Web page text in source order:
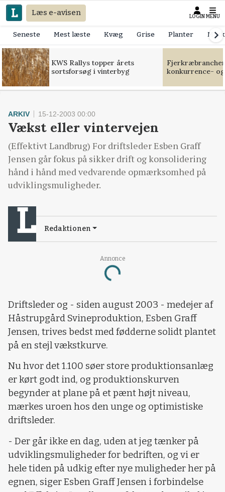
Læs e-avisen LOGIN MENU
Seneste Mest læste Kvæg Grise Planter
KWS Rallys topper årets
sortsforsøg i vinterbyg
konkurrence-
Annonce
Loading...
ARKIV 15-12-2003 00:00
Vækst eller vintervejen
(Effektivt Landbrug) For driftsleder Esben Graff
Jensen går fokus på sikker drift og konsolidering
hånd i hånd med vedvarende opmærksomhed på
udviklingsmuligheder.
Redaktionen
Driftsleder og - siden august 2003 - medejer af
Håstrupgård Svineproduktion, Esben Graff
Jensen, trives bedst med fødderne solidt plantet
på en stejl vækstkurve.
Nu hvor det 1.100 søer store produktionsanlæg
er kørt godt ind, og produktionskurven
begynder at plane på et pænt højt niveau,
mærkes uroen hos den unge og optimistiske
driftsleder.
- Der går ikke en dag, uden at jeg tænker på
udviklingsmuligheder for bedriften, og vi er
hele tiden på udkig efter nye muligheder her på
egnen, siger Esben Graff Jensen i forbindelse